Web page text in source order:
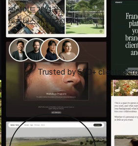
웹사이트가 달라지면,
비즈니스가 달라집니다.
Trusted by 500+ clients